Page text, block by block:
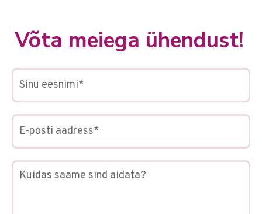
Võta meiega ühendust!